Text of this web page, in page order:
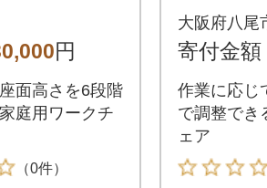
/レッド)
円
面高さを6段階
庭用ワークチ
（0件）
ア(シル
ク
大阪府八尾
寄付金額
作業に応じ
で調整でき
ェア